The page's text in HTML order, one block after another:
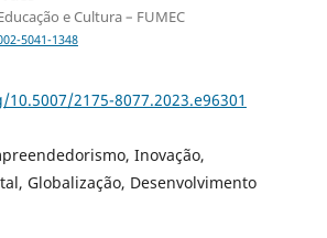
e Cultura – FUMEC
5041-1348
2175-8077.2023.e96301
Inovação,
Globalização, Desenvolvimento